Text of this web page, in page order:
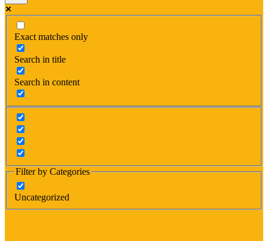
Exact matches only
Search in title
Search in content
Filter by Categories
Uncategorized